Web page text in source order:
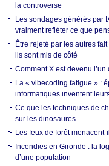
la controverse
Les sondages générés par
vraiment refléter ce que
Être rejeté par les autres
ils sont mis de côté
Comment X est devenu
La « vibecoding fatigue » :
informatiques inventent
Ce que les techniques de
sur les dinosaures
Les feux de forêt
Incendies en Gironde : la
d’une population